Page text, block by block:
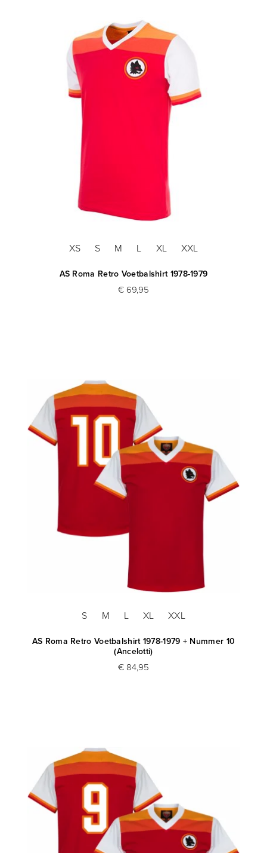
XS S M L XL XXL
AS Roma Retro Voetbalshirt 1978-1979
€ 69,95
S M L XL XXL
AS Roma Retro Voetbalshirt 1978-1979 + Nummer 10
(Ancelotti)
€ 84,95